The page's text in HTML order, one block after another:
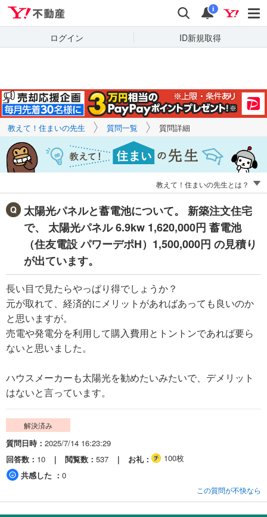
検索 通知
i
ログイン ID新規取得
キーワードで
質問を探す
教えて！住まいの先生 質問一覧 質問詳細
教えて！住まいの先生とは？
太陽光パネルと蓄電池について。 新築注文住宅
で、 太陽光パネル 6.9kw 1,620,000円 蓄電池
（住友電設 パワーデポH）1,500,000円 の見積り
が出ています。
長い目で見たらやっぱり得でしょうか？
元が取れて、経済的にメリットがあればあっても良いのか
と思いますが。
売電や発電分を利用して購入費用とトントンであれば要ら
ないと思いました。
ハウスメーカーも太陽光を勧めたいみたいで、デメリット
はないと言っています。
解決済み
質問日時
2025/7/14 16:23:29
回答数
10 閲覧数 537 お礼
100枚
共感した
0
この質問が不快なら